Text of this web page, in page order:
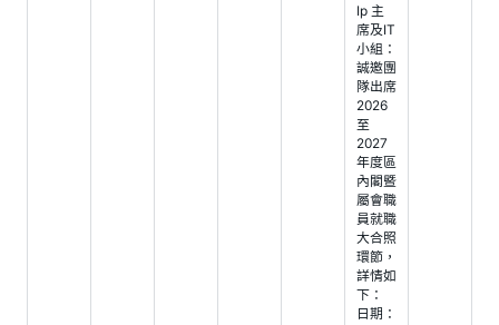
Ip 主
席及IT
小組：
誠邀團
隊出席
2026
至
2027
年度區
內閣暨
屬會職
員就職
大合照
環節，
詳情如
下：
日期：